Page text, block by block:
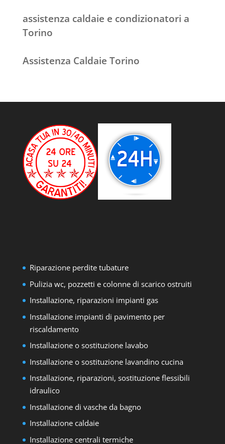
assistenza caldaie e condizionatori a
Torino
Assistenza Caldaie Torino
Riparazione perdite tubature
Pulizia wc, pozzetti e colonne di scarico ostruiti
Installazione, riparazioni impianti gas
Installazione impianti di pavimento per
riscaldamento
Installazione o sostituzione lavabo
Installazione o sostituzione lavandino cucina
Installazione, riparazioni, sostituzione flessibili
idraulico
Installazione di vasche da bagno
Installazione caldaie
Installazione centrali termiche